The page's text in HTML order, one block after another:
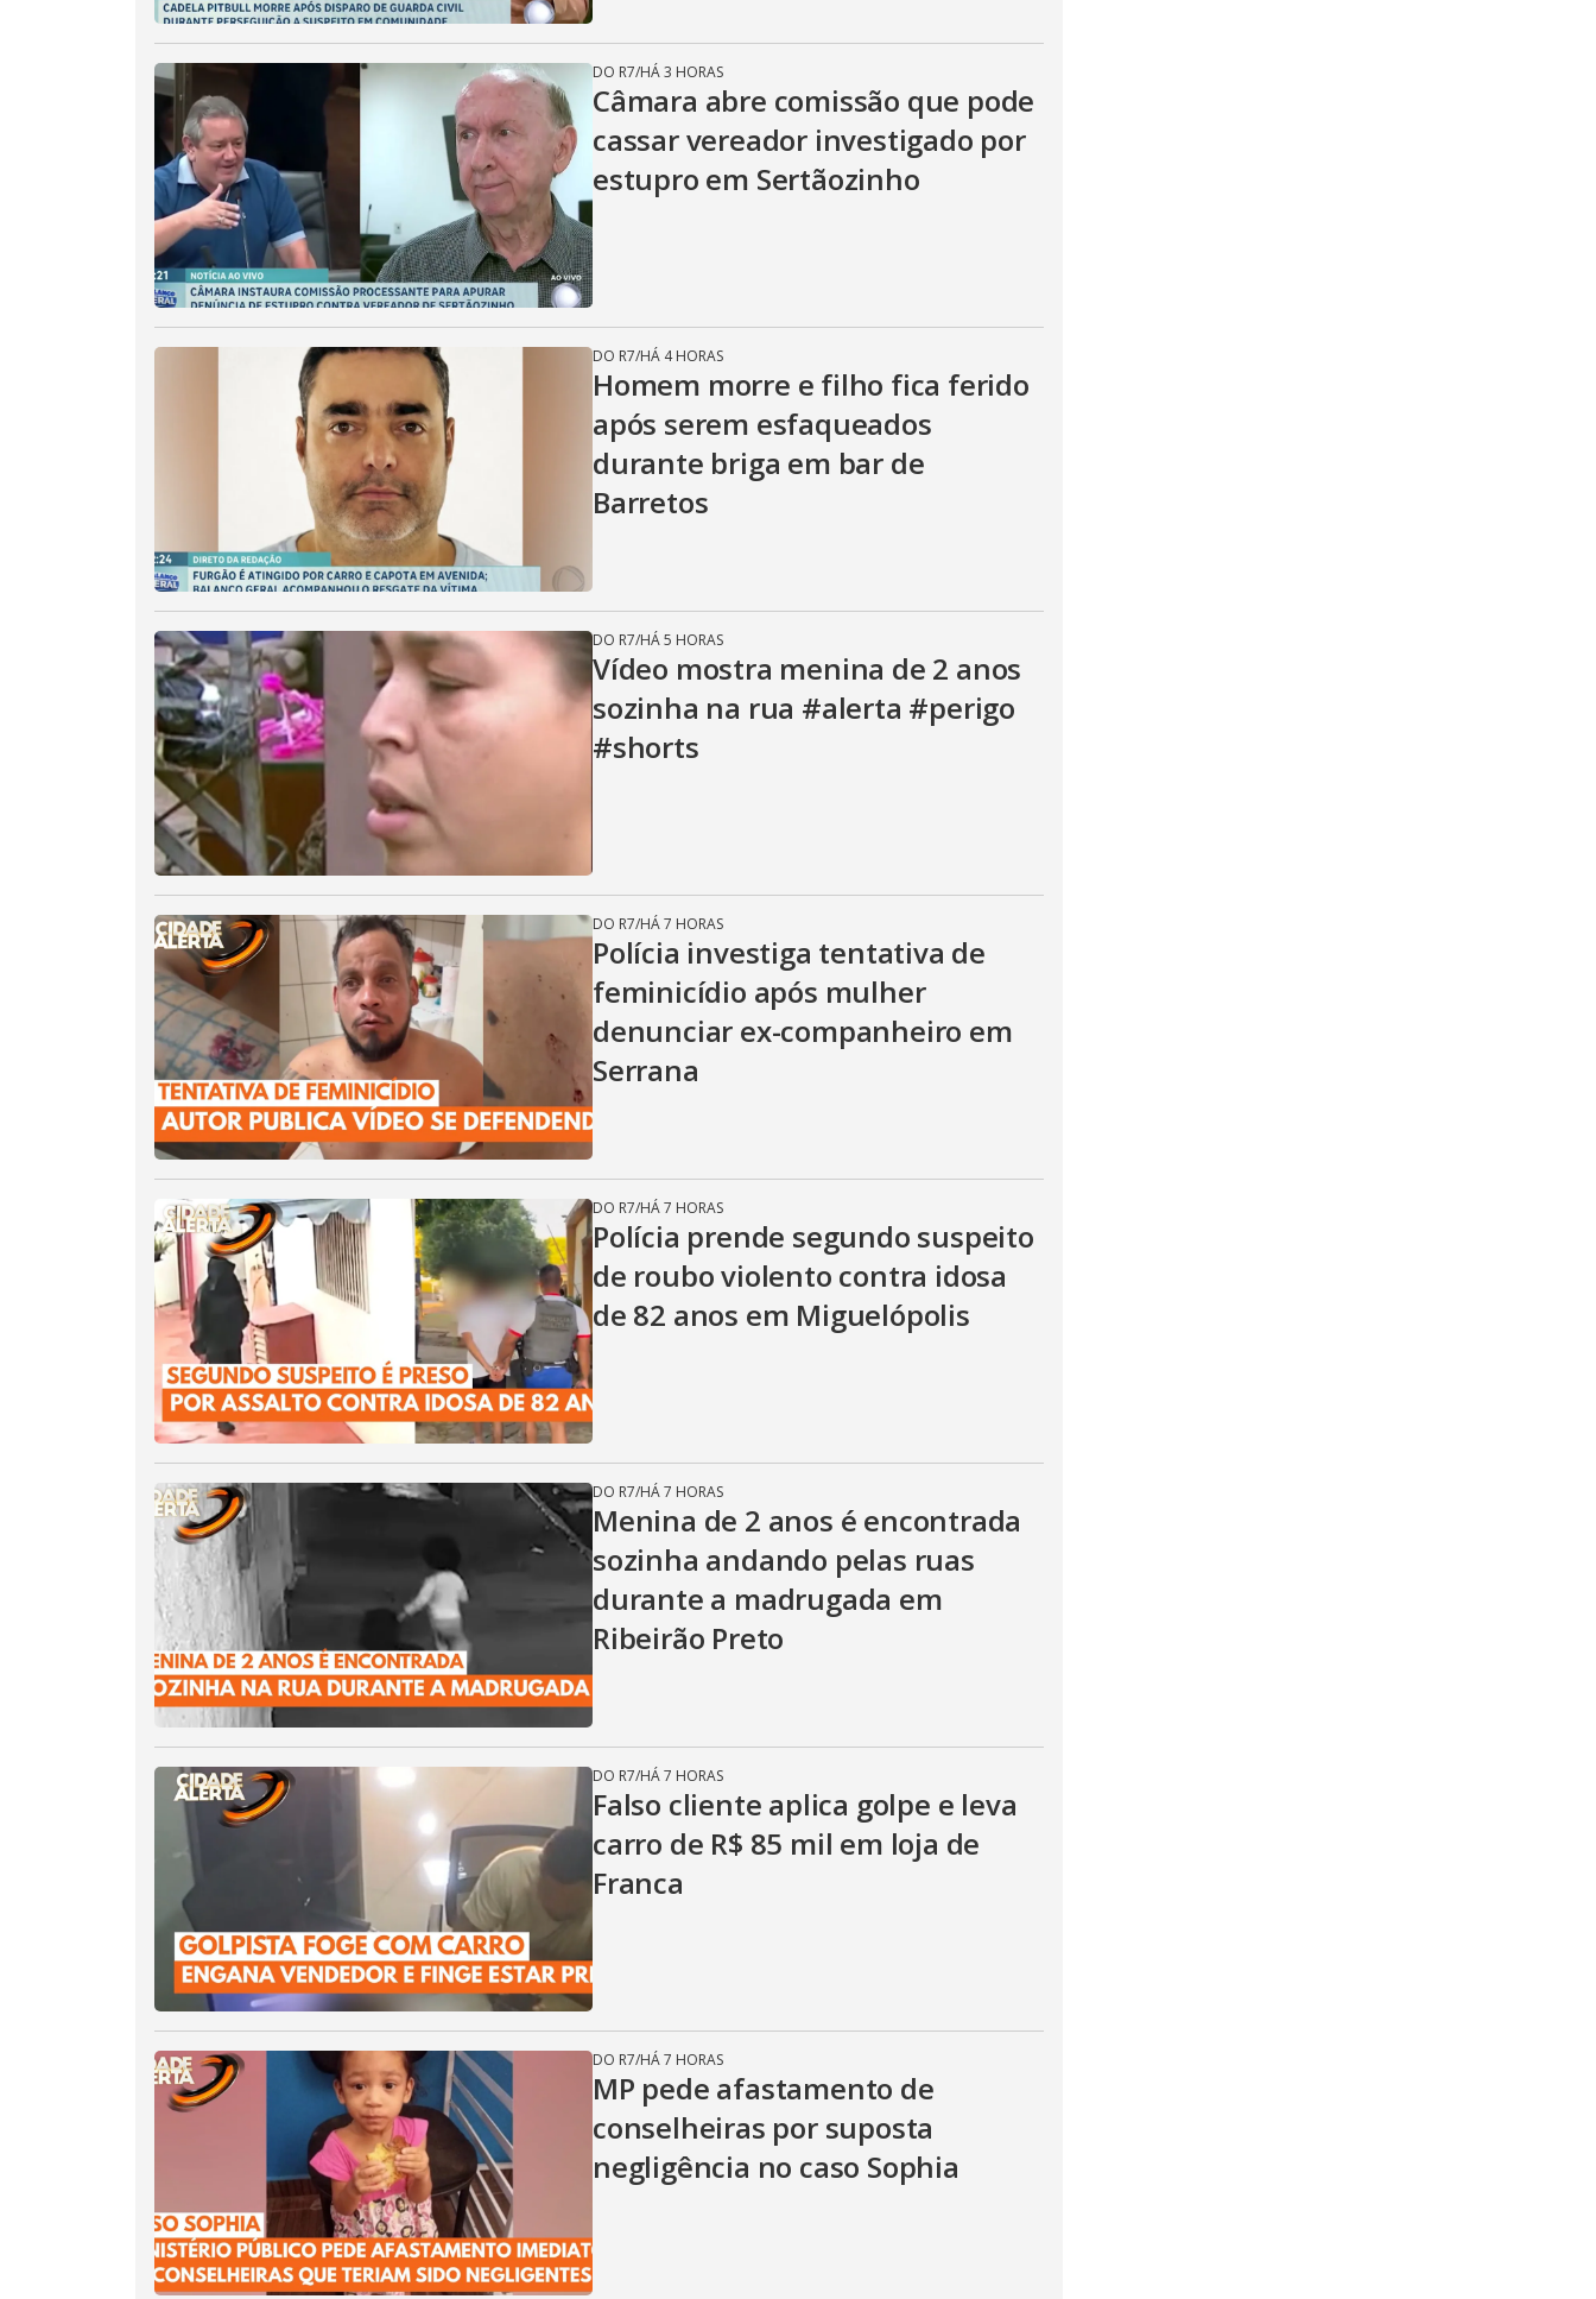
DO R7/HÁ 3 HORAS
Câmara abre comissão que pode
cassar vereador investigado por
estupro em Sertãozinho
DO R7/HÁ 4 HORAS
Homem morre e filho fica ferido
após serem esfaqueados
durante briga em bar de
Barretos
DO R7/HÁ 5 HORAS
Vídeo mostra menina de 2 anos
sozinha na rua #alerta #perigo
#shorts
DO R7/HÁ 7 HORAS
Polícia investiga tentativa de
feminicídio após mulher
denunciar ex-companheiro em
Serrana
DO R7/HÁ 7 HORAS
Polícia prende segundo suspeito
de roubo violento contra idosa
de 82 anos em Miguelópolis
DO R7/HÁ 7 HORAS
Menina de 2 anos é encontrada
sozinha andando pelas ruas
durante a madrugada em
Ribeirão Preto
DO R7/HÁ 7 HORAS
Falso cliente aplica golpe e leva
carro de R$ 85 mil em loja de
Franca
DO R7/HÁ 7 HORAS
MP pede afastamento de
conselheiras por suposta
negligência no caso Sophia